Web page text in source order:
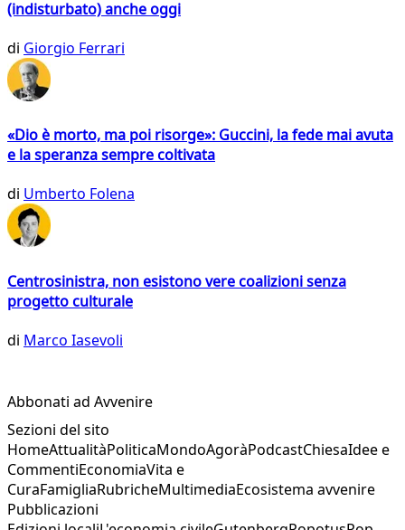
(indisturbato) anche oggi
di Giorgio Ferrari
«Dio è morto, ma poi risorge»: Guccini, la fede mai avuta
e la speranza sempre coltivata
di Umberto Folena
Centrosinistra, non esistono vere coalizioni senza
progetto culturale
di Marco Iasevoli
Abbonati ad Avvenire
Sezioni del sito
HomeAttualitàPoliticaMondoAgoràPodcastChiesaIdee e
CommentiEconomiaVita e
CuraFamigliaRubricheMultimediaEcosistema avvenire
Pubblicazioni